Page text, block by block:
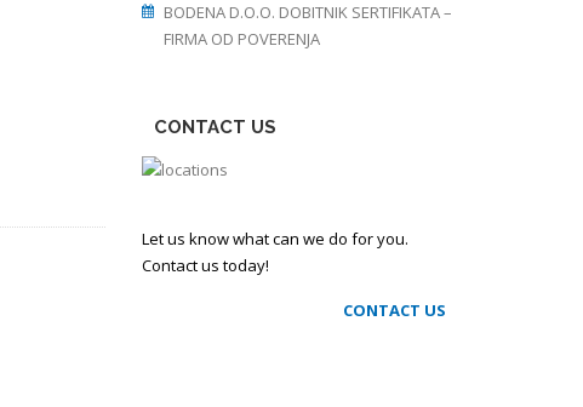
BODENA D.O.O. DOBITNIK SERTIFIKATA –
FIRMA OD POVERENJA
CONTACT US
Let us know what can we do for you.
Contact us today!
CONTACT US